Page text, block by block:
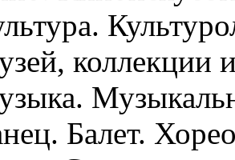
коллекции
Балет.